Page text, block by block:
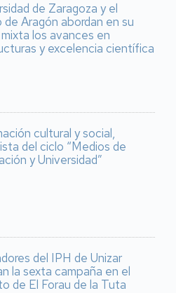
de Zaragoza y el
Aragón abordan en su
los avances en
y excelencia científica
cultural y social,
del ciclo “Medios de
y Universidad”
del IPH de Unizar
la sexta campaña en el
de El Forau de la Tuta